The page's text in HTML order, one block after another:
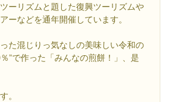
ーリズムと題した復興ツーリズムや
ーなどを通年開催しています。
た混じりっ気なしの美味しい令和の
％”で作った「みんなの煎餅！」、是
。